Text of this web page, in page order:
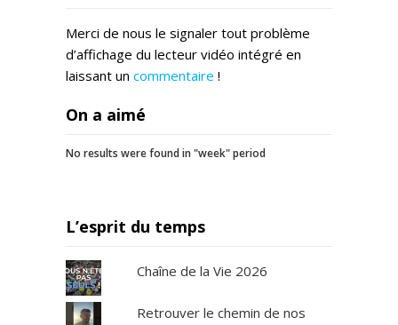
Merci de nous le signaler tout problème
d’affichage du lecteur vidéo intégré en
laissant un commentaire !
On a aimé
No results were found in "week" period
L’esprit du temps
Chaîne de la Vie 2026
Retrouver le chemin de nos